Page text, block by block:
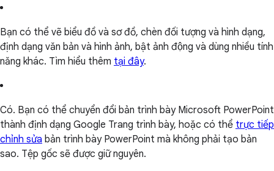
Bạn có thể vẽ biểu đồ và sơ đồ, chèn đối tượng và hình dạng,
định dạng văn bản và hình ảnh, bật ảnh động và dùng nhiều tính
năng khác. Tìm hiểu thêm tại đây.
Có. Bạn có thể chuyển đổi bản trình bày Microsoft PowerPoint
thành định dạng Google Trang trình bày, hoặc có thể trực tiếp
chỉnh sửa bản trình bày PowerPoint mà không phải tạo bản
sao. Tệp gốc sẽ được giữ nguyên.